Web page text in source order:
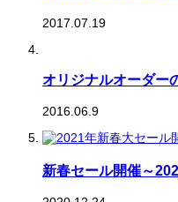
2017.07.19
オリジナルオーダー
2016.06.9
新春セール開催～